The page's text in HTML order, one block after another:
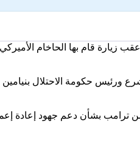
قام بها الحاخام الأميركي
ورئيس حكومة الاحتلال
بشأن دعم جهود إعادة